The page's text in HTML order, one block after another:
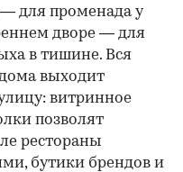
для променада у
дворе — для
в тишине. Вся
выходит
витринное
позволят
рестораны
бутики брендов и